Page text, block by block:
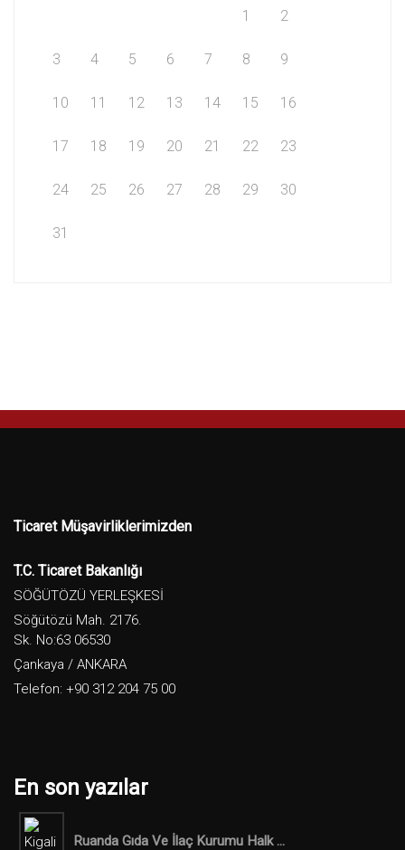
1 2
3 4 5 6 7 8 9
10 11 12 13 14 15 16
17 18 19 20 21 22 23
24 25 26 27 28 29 30
31
Ticaret Müşavirliklerimizden
T.C. Ticaret Bakanlığı
SÖĞÜTÖZÜ YERLEŞKESİ
Söğütözü Mah. 2176.
Sk. No:63 06530
Çankaya / ANKARA
Telefon: +90 312 204 75 00
En son yazılar
Ruanda Gıda Ve İlaç Kurumu Halk ...